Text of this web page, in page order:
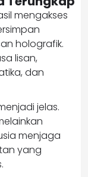
mengakses
holografik.
lisan,
dan
jelas.
menjaga
yang